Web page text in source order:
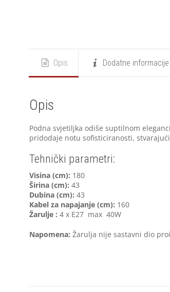
Opis Dodatne informacije
Opis
Podna svjetiljka odiše suptilnom
pridodaje notu sofisticiranosti,
Tehnički parametri:
Visina (cm): 180
Širina (cm): 43
Dubina (cm): 43
Kabel za napajanje (cm): 160
Žarulje : 4 x E27 max 40W
Napomena: Žarulja nije sastavni dio